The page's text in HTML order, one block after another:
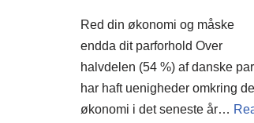
Red din økonomi og måske
endda dit parforhold Over
halvdelen (54 %) af danske
har haft uenigheder omkring
økonomi i det seneste år…